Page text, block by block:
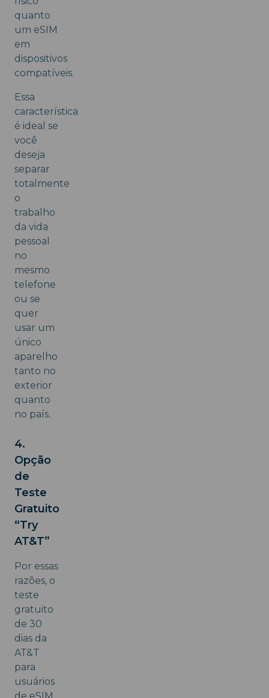
quanto
um eSIM
em
dispositivos
compatíveis.
Essa
característica
é ideal se
você
deseja
separar
totalmente
o
trabalho
da vida
pessoal
no
mesmo
telefone
ou se
quer
usar um
único
aparelho
tanto no
exterior
quanto
no país.
4.
Opção
de
Teste
Gratuito
“Try
AT&T”
Por essas
razões, o
teste
gratuito
de 30
dias da
AT&T
para
usuários